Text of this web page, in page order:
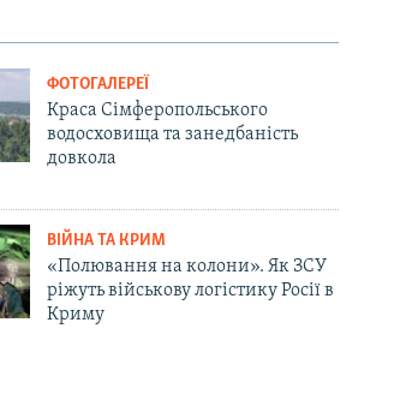
ФОТОГАЛЕРЕЇ
Краса Сімферопольського
водосховища та занедбаність
довкола
ВІЙНА ТА КРИМ
«Полювання на колони». Як ЗСУ
ріжуть військову логістику Росії в
Криму